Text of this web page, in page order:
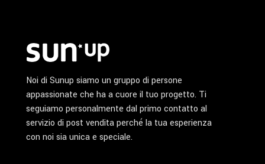
Noi di Sunup siamo un gruppo di persone
appassionate che ha a cuore il tuo progetto. Ti
seguiamo personalmente dal primo contatto al
servizio di post vendita perché la tua esperienza
con noi sia unica e speciale.